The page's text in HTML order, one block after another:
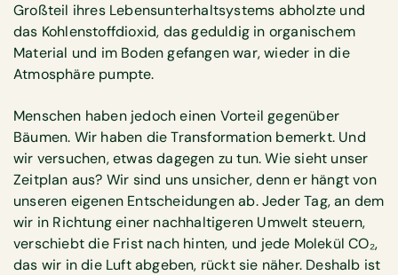
Großteil ihres Lebensunterhaltsystems abholzte und
das Kohlenstoffdioxid, das geduldig in organischem
Material und im Boden gefangen war, wieder in die
Atmosphäre pumpte.
Menschen haben jedoch einen Vorteil gegenüber
Bäumen. Wir haben die Transformation bemerkt. Und
wir versuchen, etwas dagegen zu tun. Wie sieht unser
Zeitplan aus? Wir sind uns unsicher, denn er hängt von
unseren eigenen Entscheidungen ab. Jeder Tag, an dem
wir in Richtung einer nachhaltigeren Umwelt steuern,
verschiebt die Frist nach hinten, und jede Molekül CO₂,
das wir in die Luft abgeben, rückt sie näher. Deshalb ist